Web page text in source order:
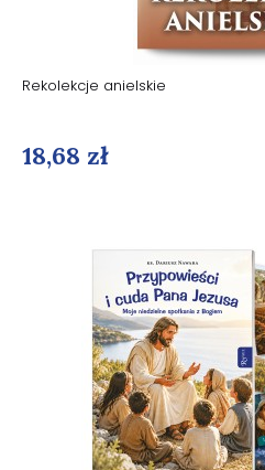
Rekolekcje anielskie
18,68 zł